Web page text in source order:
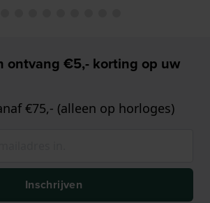
ontvang €5,- korting op uw
€75,- (alleen op horloges)
Inschrijven